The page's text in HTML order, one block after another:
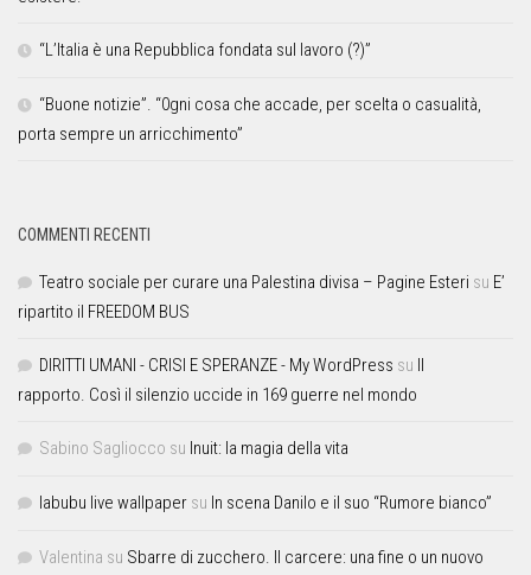
“L’Italia è una Repubblica fondata sul lavoro (?)”
“Buone notizie”. “0gni cosa che accade, per scelta o casualità,
porta sempre un arricchimento”
COMMENTI RECENTI
Teatro sociale per curare una Palestina divisa – Pagine Esteri su E’
ripartito il FREEDOM BUS
DIRITTI UMANI - CRISI E SPERANZE - My WordPress su Il
rapporto. Così il silenzio uccide in 169 guerre nel mondo
Sabino Sagliocco su Inuit: la magia della vita
labubu live wallpaper su In scena Danilo e il suo “Rumore bianco”
Valentina su Sbarre di zucchero. Il carcere: una fine o un nuovo